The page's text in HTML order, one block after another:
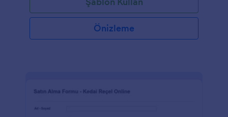
fatura ödeme dönemi, geçmiş ve güncel borçlar, son
ödeme tarihi, kullanım detayı ve dikkat edilmesi
gereken bilgileri içerir. Bu PDF şablonu, kullanımları
tablo formatında görmeniz için Veri Tablosu
Güncelleme ve Hesaplama koşulunu da kullanıyor.
Önizleme